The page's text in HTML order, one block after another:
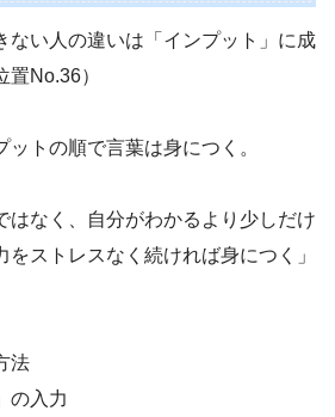
ない人の違いは「インプット」に成
No.36）
トの順で言葉は身につく。
はなく、自分がわかるより少しだけ
をストレスなく続ければ身につく」
法
の入力